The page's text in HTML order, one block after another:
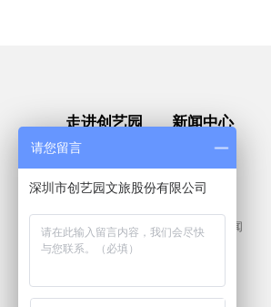
走进创艺园
集团概况
合作共赢
视频中心
新闻中心
社会责任
下属公司新闻
请您留言
深圳市创艺园文旅股份有限公司